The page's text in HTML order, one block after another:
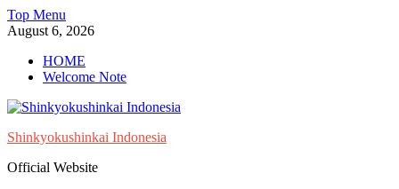
Skip
to
Top Menu
August 6, 2026
HOME
Welcome Note
Shinkyokushinkai Indonesia
Official Website